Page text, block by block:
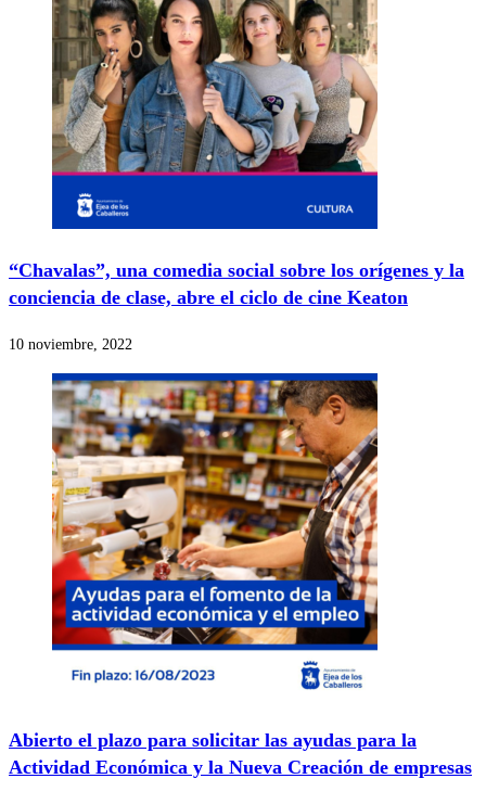
“Chavalas”, una comedia social sobre los orígenes y la
conciencia de clase, abre el ciclo de cine Keaton
10 noviembre, 2022
Abierto el plazo para solicitar las ayudas para la
Actividad Económica y la Nueva Creación de empresas